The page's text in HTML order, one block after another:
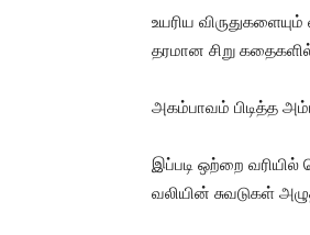
உயரிய
தரமான சிறு
அகம்பாவம் பிடித்த
இப்படி ஒற்றை வரியில்
வலியின் சுவடுகள்